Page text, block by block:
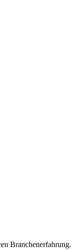
Branchenerfahrung.